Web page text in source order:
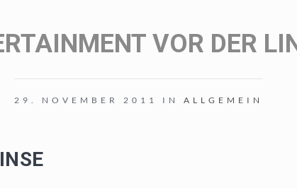
VOR DER
29. NOVEMBER 2011 IN ALLGEMEIN